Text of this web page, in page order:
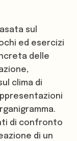
sul
ed esercizi
delle
clima di
di confronto
di un